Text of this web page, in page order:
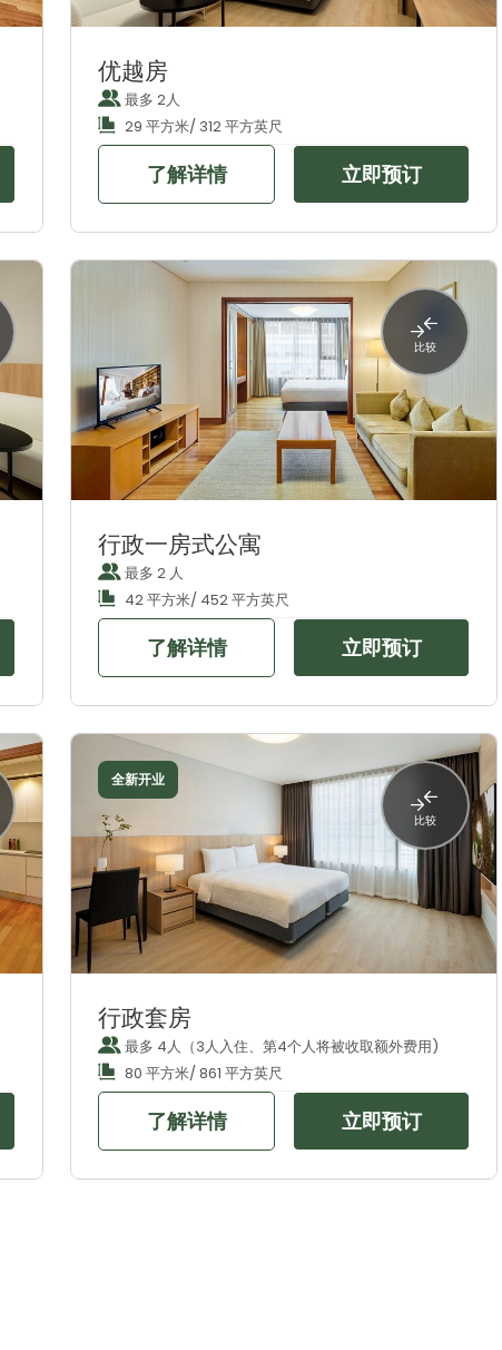
优越房
最多 2人
29 平方米/ 312 平方英尺
了解详情 立即预订
比较
行政一房式公寓
最多 2 人
42 平方米/ 452 平方英尺
了解详情 立即预订
全新开业
比较
行政套房
最多 4人（3人入住、第4个人将被收取额外费用)
80 平方米/ 861 平方英尺
了解详情 立即预订